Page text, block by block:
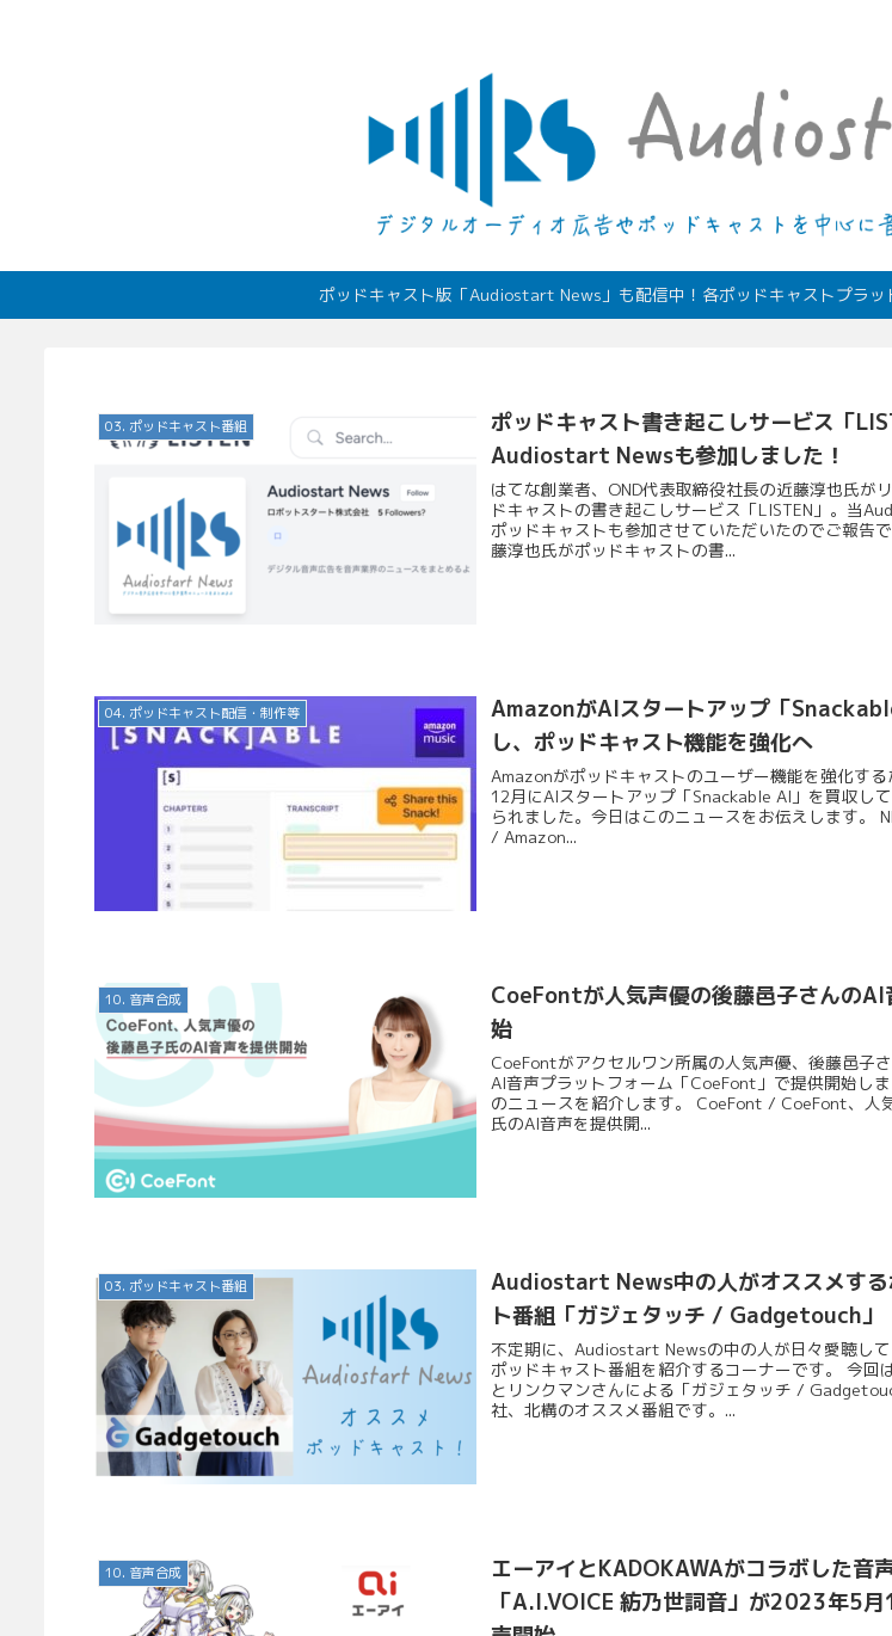
ポッドキャスト版「Audiostart News」も配信中！各ポッドキャストプラッ
03. ポッドキャスト番組
ポッドキャスト書き起こしサービス「
Audiostart Newsも参加しました！
はてな創業者、OND代表取締役社長の近藤淳也氏が
ドキャストの書き起こしサービス「LISTEN」。当
ポッドキャストも参加させていただいたのでご報告
藤淳也氏がポッドキャストの書...
04. ポッドキャスト配信・制作等
AmazonがAIスタートアップ「
し、ポッドキャスト機能を強化へ
Amazonがポッドキャストのユーザー機能を強化す
12月にAIスタートアップ「Snackable AI」を買収し
られました。今日はこのニュースをお伝えします。
/ Amazon...
10. 音声合成
CoeFontが人気声優の後藤邑子さんのAI
始
CoeFontがアクセルワン所属の人気声優、後藤邑子さ
AI音声プラットフォーム「CoeFont」で提供開始し
のニュースを紹介します。 CoeFont / CoeFont、人
氏のAI音声を提供開...
03. ポッドキャスト番組
Audiostart News中の人がオススメする
ト番組「ガジェタッチ / Gadgetouch」
不定期に、Audiostart Newsの中の人が日々愛聴し
ポッドキャスト番組を紹介するコーナーです。 今回
とリンクマンさんによる「ガジェタッチ /
社、北構のオススメ番組です。...
10. 音声合成
エーアイとKADOKAWAがコラボした音
「A.I.VOICE 紡乃世詞音」が2023年5